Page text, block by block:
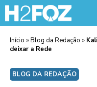
Início »Blog da Redação »
deixar a Rede
BLOG DA REDAÇÃO